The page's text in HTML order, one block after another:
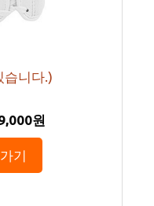
습니다.)
원
기